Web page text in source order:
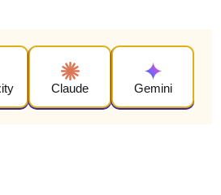
Claude Gemini